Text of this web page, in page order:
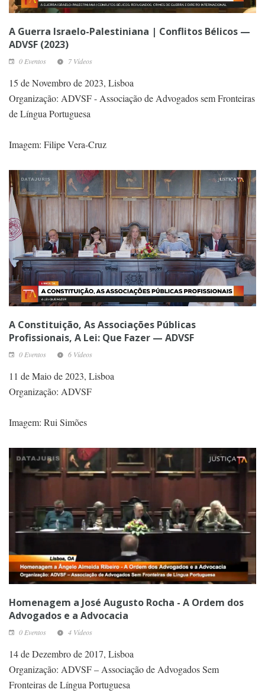
A Guerra Israelo-Palestiniana | Conflitos Bélicos —
ADVSF (2023)
0 Eventos 7 Vídeos
15 de Novembro de 2023, Lisboa
Organização: ADVSF - Associação de Advogados sem Fronteiras
de Língua Portuguesa
Imagem: Filipe Vera-Cruz
A Constituição, As Associações Públicas
Profissionais, A Lei: Que Fazer — ADVSF
0 Eventos 6 Vídeos
11 de Maio de 2023, Lisboa
Organização: ADVSF
Imagem: Rui Simões
Homenagem a José Augusto Rocha - A Ordem dos
Advogados e a Advocacia
0 Eventos 4 Vídeos
14 de Dezembro de 2017, Lisboa
Organização: ADVSF – Associação de Advogados Sem
Fronteiras de Língua Portuguesa